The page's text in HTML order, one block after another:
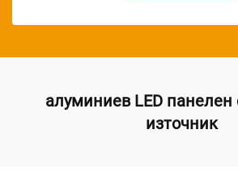
алуминиев LED панелен
източник